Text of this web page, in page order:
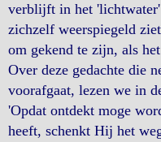
verblijft in het
zichzelf weerspiegeld
om gekend te zijn, als
Over deze gedachte die
voorafgaat, lezen we in
'Opdat ontdekt moge
heeft, schenkt Hij het